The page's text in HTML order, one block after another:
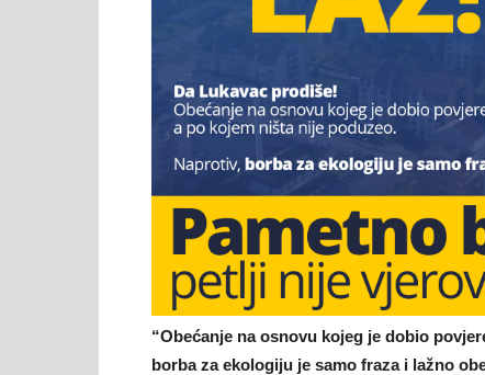
SDA
“Obećanje na osnovu kojeg je dobio
borba za ekologiju je samo fraza i lažno